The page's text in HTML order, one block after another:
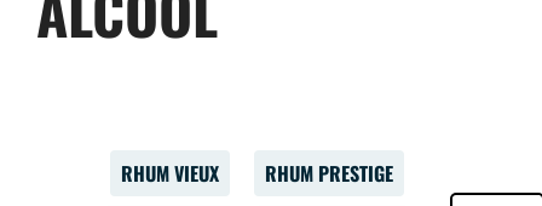
RHUM VIEUX
RHUM PRESTIGE